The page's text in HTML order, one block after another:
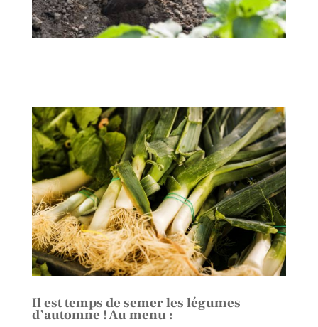
Il est temps de semer les légumes
d’automne ! Au menu :